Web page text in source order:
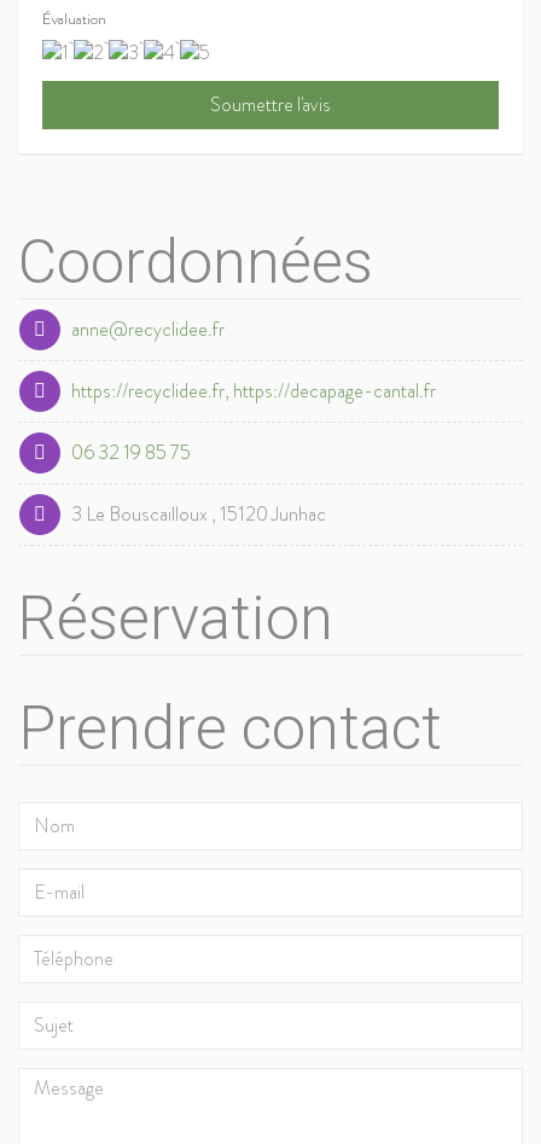
Évaluation
Coordonnées
anne@recyclidee.fr
https://recyclidee.fr, https://decapage-cantal.fr
06 32 19 85 75
3 Le Bouscailloux , 15120 Junhac
Réservation
Prendre contact